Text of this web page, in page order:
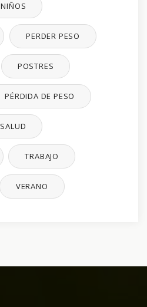
NIÑOS
PERDER PESO
POSTRES
PÉRDIDA DE PESO
SALUD
TRABAJO
VERANO